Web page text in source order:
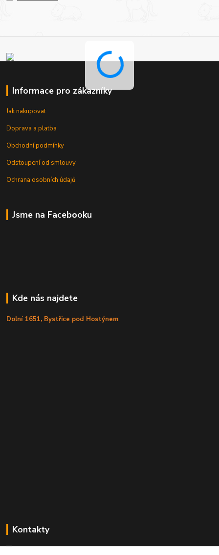
Informace pro zákazníky
Jak nakupovat
Doprava a platba
Obchodní podmínky
Odstoupení od smlouvy
Ochrana osobních údajů
Jsme na Facebooku
Kde nás najdete
Dolní 1651, Bystřice pod Hostýnem
Kontakty